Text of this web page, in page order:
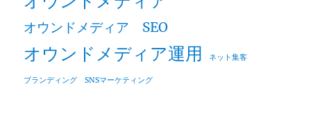
オウンドメディア SEO
オウンドメディア運用 ネット集客
ブランディング SNSマーケティング